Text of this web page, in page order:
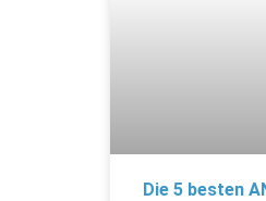
Die 5 besten